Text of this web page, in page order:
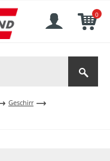
0
Geschirr